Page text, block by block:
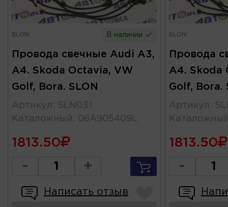
SLON В наличии
Провода свечные Audi A3,
A4. Skoda Octavia, VW
Golf, Bora. SLON
Артикул : SLN031
Каталожный : 06A905409L
1813.50
- +
Написать отзыв
SLON
Провода
A4. Skoda
Golf, Bora.
Артикул :
1813.50
-